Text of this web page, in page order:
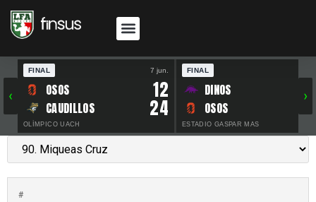
‹
FINAL 7 jun.
OSOS 12
CAUDILLOS 24
OLÍMPICO UACH
FINAL
DINOS
OSOS
ESTADIO GASPAR MAS
›
#